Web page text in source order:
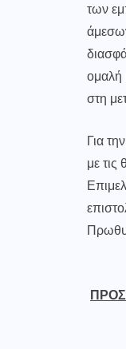
των
ομαλή
στη
Για
με τις